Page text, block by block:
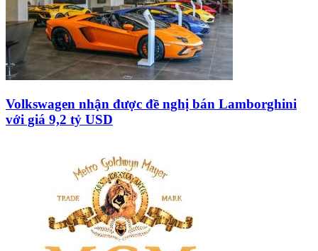
Volkswagen nhận được đề nghị bán Lamborghini
với giá 9,2 tỷ USD